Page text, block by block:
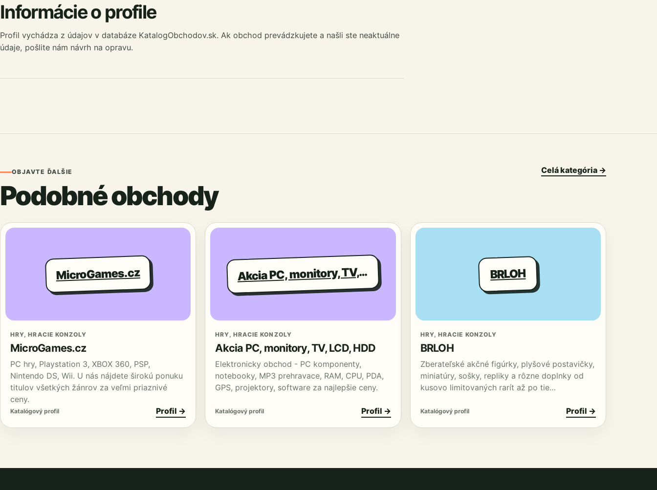
Informácie o profile
Profil vychádza z údajov v databáze KatalogObchodov.sk. Ak obchod prevádzkujete a našli ste neaktuálne
údaje, pošlite nám návrh na opravu.
OBJAVTE ĎALŠIE
Podobné obchody
Celá kategória →
MicroGames.cz
HRY, HRACIE KONZOLY
MicroGames.cz
PC hry, Playstation 3, XBOX 360, PSP,
Nintendo DS, Wii. U nás nájdete širokú ponuku
titulov všetkých žánrov za veľmi priaznivé
ceny.
Katalógový profil Profil →
Akcia PC, monitory, TV, LCD, HDD
HRY, HRACIE KONZOLY
Akcia PC, monitory, TV, LCD, HDD
Elektronicky obchod - PC komponenty,
notebooky, MP3 prehravace, RAM, CPU, PDA,
GPS, projektory, software za najlepšie ceny.
Katalógový profil Profil →
BRLOH
HRY, HRACIE KONZOLY
BRLOH
Zberateľské akčné figúrky, plyšové postavičky,
miniatúry, sošky, repliky a rôzne doplnky od
kusovo limitovaných rarít až po tie…
Katalógový profil Profil →